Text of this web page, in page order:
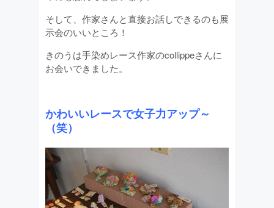
そして、作家さんと直接お話しできるのも展
示会のいいところ！
きのうは手染めレース作家のcollippeさんに
お会いできました。
かわいいレースで女子力アップ～
（笑）